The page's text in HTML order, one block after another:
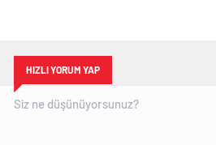
HIZLI YORUM YAP